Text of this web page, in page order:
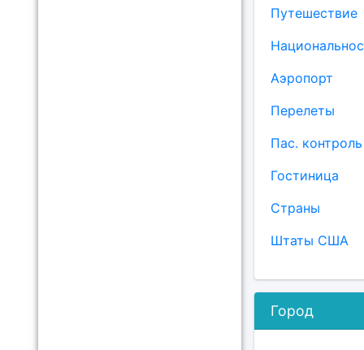
Путешествие
Аэропорт
Перелеты
Пас. контроль
Гостиница
Страны
Штаты США
Город